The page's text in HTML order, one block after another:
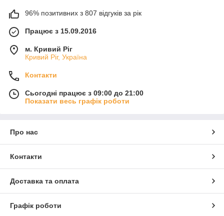
96% позитивних з 807 відгуків за рік
Працює з 15.09.2016
м. Кривий Ріг
Кривий Ріг, Україна
Контакти
Сьогодні працює з 09:00 до 21:00
Показати весь графік роботи
Про нас
Контакти
Доставка та оплата
Графік роботи